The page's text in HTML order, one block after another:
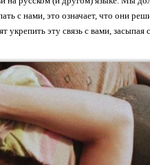
с нами, это означает, что они
укрепить эту связь с вами, засыпая